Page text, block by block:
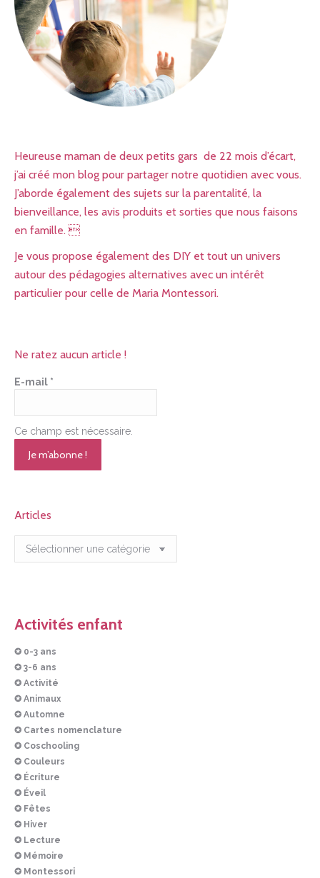
Heureuse maman de deux petits gars de 22 mois d’écart,
j’ai créé mon blog pour partager notre quotidien avec vous.
J’aborde également des sujets sur la parentalité, la
bienveillance, les avis produits et sorties que nous faisons
en famille. 
Je vous propose également des DIY et tout un univers
autour des pédagogies alternatives avec un intérêt
particulier pour celle de Maria Montessori.
Ne ratez aucun article !
E-mail *
Ce champ est nécessaire.
Articles
Articles
Activités enfant
✪ 0-3 ans
✪ 3-6 ans
✪ Activité
✪ Animaux
✪ Automne
✪ Cartes nomenclature
✪ Coschooling
✪ Couleurs
✪ Écriture
✪ Éveil
✪ Fêtes
✪ Hiver
✪ Lecture
✪ Mémoire
✪ Montessori